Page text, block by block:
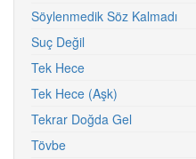
Söylenmedik Söz Kalmadı
Suç Değil
Tek Hece
Tek Hece (Aşk)
Tekrar Doğda Gel
Tövbe